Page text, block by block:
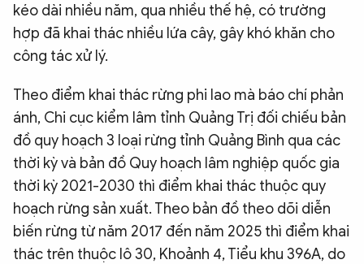
kéo dài nhiều năm, qua nhiều thế hệ, có trường
hợp đã khai thác nhiều lứa cây, gây khó khăn cho
công tác xử lý.
Theo điểm khai thác rừng phi lao mà báo chí phản
ánh, Chi cục kiểm lâm tỉnh Quảng Trị đối chiếu bản
đồ quy hoạch 3 loại rừng tỉnh Quảng Bình qua các
thời kỳ và bản đồ Quy hoạch lâm nghiệp quốc gia
thời kỳ 2021-2030 thì điểm khai thác thuộc quy
hoạch rừng sản xuất. Theo bản đồ theo dõi diễn
biến rừng từ năm 2017 đến năm 2025 thì điểm khai
thác trên thuộc lô 30, Khoảnh 4, Tiểu khu 396A, do